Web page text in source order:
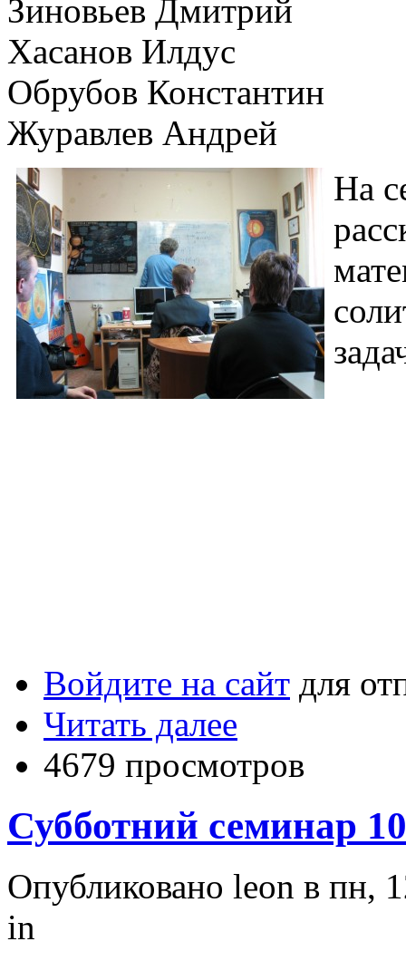
Зиновьев Дмитрий
Хасанов Илдус
Обрубов Константин
Журавлев Андрей
На
Войдите на сайт для
Читать далее
4679 просмотров
Субботний семинар
Опубликовано leon в пн,
in